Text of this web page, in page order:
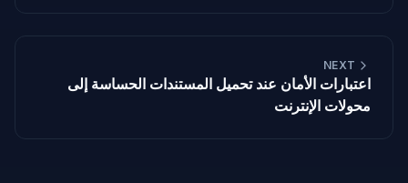
NEXT
اعتبارات الأمان عند تحميل المستندات الحساسة إلى
محولات الإنترنت